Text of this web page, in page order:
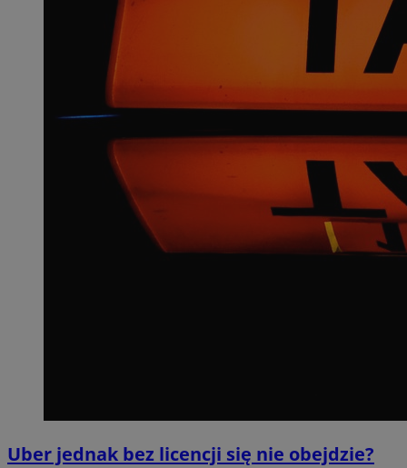
Uber jednak bez licencji się nie obejdzie?